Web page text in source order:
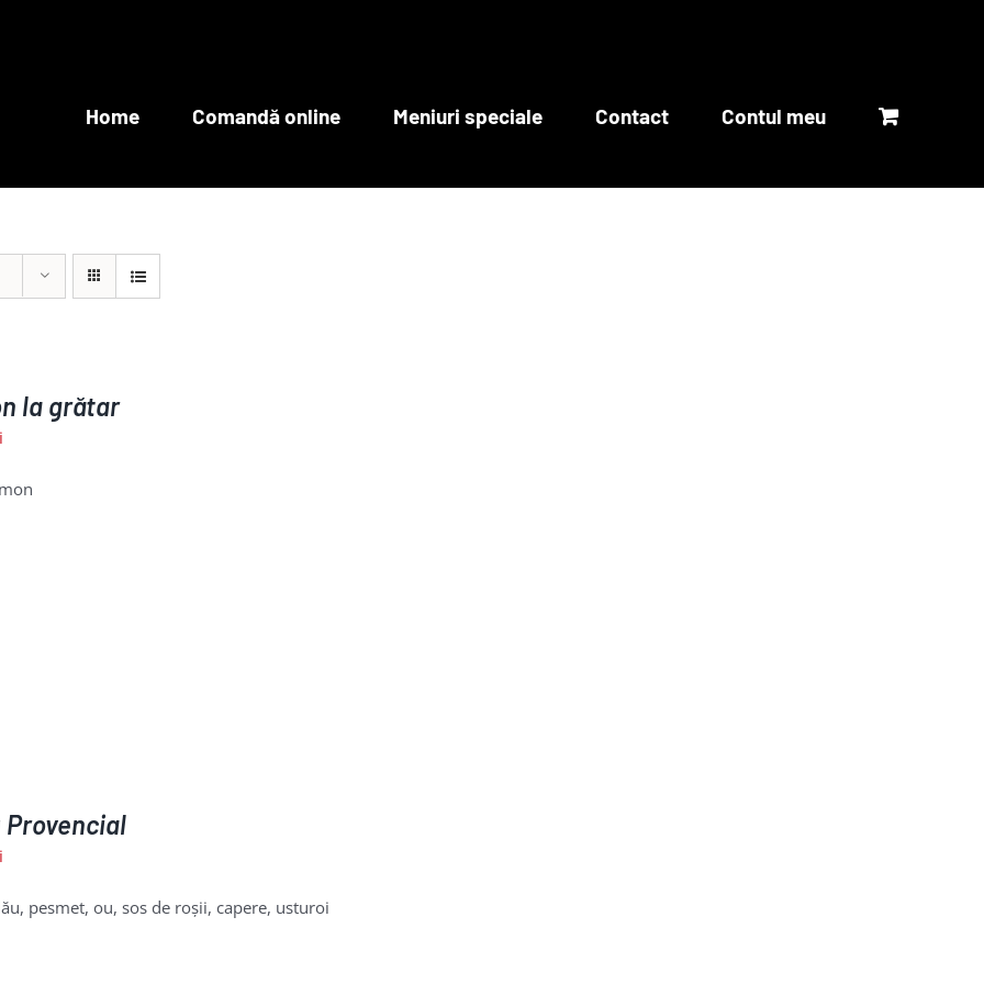
Home Comandă online Meniuri speciale Contact Contul meu
la grătar
Provencial
pesmet, ou, sos de roșii, capere, usturoi